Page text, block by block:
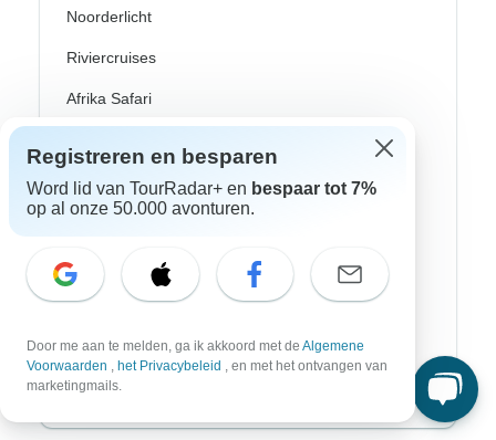
Noorderlicht
Riviercruises
Afrika Safari
Culturele Rondreizen
Trein / Spoor Reizen
Strand Rondreizen
Familie Rondreizen
Privé Rondreizen
Registreren en besparen
Word lid van TourRadar+ en bespaar tot 7%
op al onze 50.000 avonturen.
Door me aan te melden, ga ik akkoord met de Algemene
Voorwaarden , het Privacybeleid , en met het ontvangen van
marketingmails.